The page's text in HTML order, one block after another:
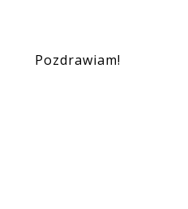
Pozdrawiam!